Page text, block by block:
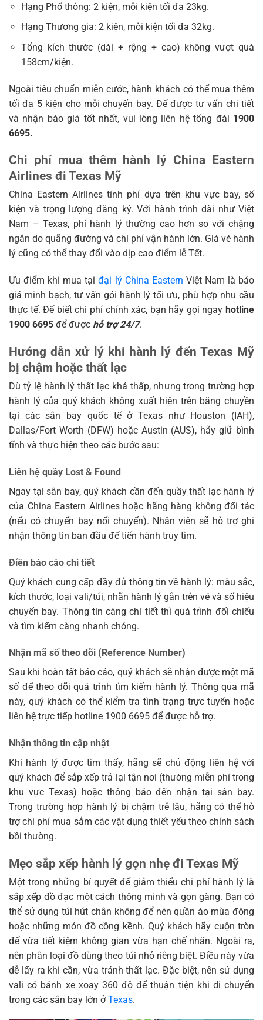
Hạng Phổ thông: 2 kiện, mỗi kiện tối đa 23kg.
Hạng Thương gia: 2 kiện, mỗi kiện tối đa 32kg.
Tổng kích thước (dài + rộng + cao) không vượt quá
158cm/kiện.
Ngoài tiêu chuẩn miễn cước, hành khách có thể mua thêm
tối đa 5 kiện cho mỗi chuyến bay. Để được tư vấn chi tiết
và nhận báo giá tốt nhất, vui lòng liên hệ tổng đài 1900
6695.
Chi phí mua thêm hành lý China Eastern
Airlines đi Texas Mỹ
China Eastern Airlines tính phí dựa trên khu vực bay, số
kiện và trọng lượng đăng ký. Với hành trình dài như Việt
Nam – Texas, phí hành lý thường cao hơn so với chặng
ngắn do quãng đường và chi phí vận hành lớn. Giá vé hành
lý cũng có thể thay đổi vào dịp cao điểm lễ Tết.
Ưu điểm khi mua tạiđại lý China Eastern Việt Nam là báo
giá minh bạch, tư vấn gói hành lý tối ưu, phù hợp nhu cầu
thực tế. Để biết chi phí chính xác, bạn hãy gọi ngay hotline
1900 6695 để được hỗ trợ 24/7.
Hướng dẫn xử lý khi hành lý đến Texas Mỹ
bị chậm hoặc thất lạc
Dù tỷ lệ hành lý thất lạc khá thấp, nhưng trong trường hợp
hành lý của quý khách không xuất hiện trên băng chuyền
tại các sân bay quốc tế ở Texas như Houston (IAH),
Dallas/Fort Worth (DFW) hoặc Austin (AUS), hãy giữ bình
tĩnh và thực hiện theo các bước sau:
Liên hệ quầy Lost & Found
Ngay tại sân bay, quý khách cần đến quầy thất lạc hành lý
của China Eastern Airlines hoặc hãng hàng không đối tác
(nếu có chuyến bay nối chuyến). Nhân viên sẽ hỗ trợ ghi
nhận thông tin ban đầu để tiến hành truy tìm.
Điền báo cáo chi tiết
Quý khách cung cấp đầy đủ thông tin về hành lý: màu sắc,
kích thước, loại vali/túi, nhãn hành lý gắn trên vé và số hiệu
chuyến bay. Thông tin càng chi tiết thì quá trình đối chiếu
và tìm kiếm càng nhanh chóng.
Nhận mã số theo dõi (Reference Number)
Sau khi hoàn tất báo cáo, quý khách sẽ nhận được một mã
số để theo dõi quá trình tìm kiếm hành lý. Thông qua mã
này, quý khách có thể kiểm tra tình trạng trực tuyến hoặc
liên hệ trực tiếp hotline 1900 6695 để được hỗ trợ.
Nhận thông tin cập nhật
Khi hành lý được tìm thấy, hãng sẽ chủ động liên hệ với
quý khách để sắp xếp trả lại tận nơi (thường miễn phí trong
khu vực Texas) hoặc thông báo đến nhận tại sân bay.
Trong trường hợp hành lý bị chậm trễ lâu, hãng có thể hỗ
trợ chi phí mua sắm các vật dụng thiết yếu theo chính sách
bồi thường.
Mẹo sắp xếp hành lý gọn nhẹ đi Texas Mỹ
Một trong những bí quyết để giảm thiểu chi phí hành lý là
sắp xếp đồ đạc một cách thông minh và gọn gàng. Bạn có
thể sử dụng túi hút chân không để nén quần áo mùa đông
hoặc những món đồ cồng kềnh. Quý khách hãy cuộn tròn
để vừa tiết kiệm không gian vừa hạn chế nhăn. Ngoài ra,
nên phân loại đồ dùng theo túi nhỏ riêng biệt. Điều này vừa
dễ lấy ra khi cần, vừa tránh thất lạc. Đặc biệt, nên sử dụng
vali có bánh xe xoay 360 độ để thuận tiện khi di chuyển
trong các sân bay lớn ởTexas.